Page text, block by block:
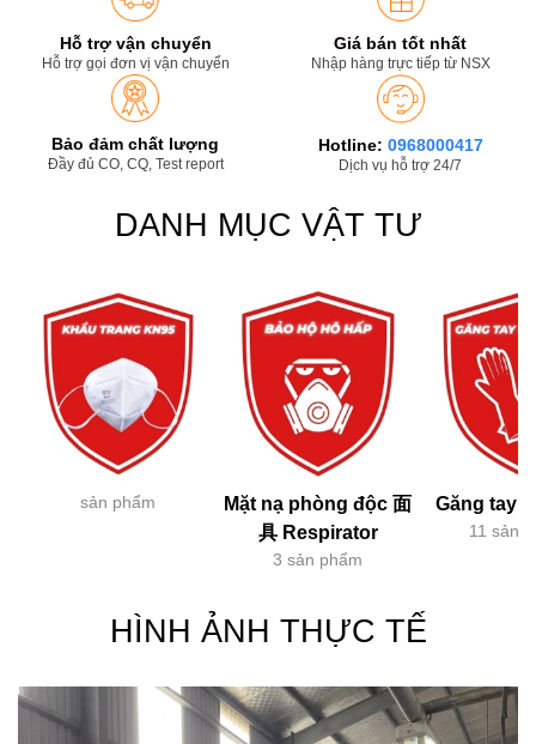
Hỗ trợ vận chuyển
Hỗ trợ gọi đơn vị vận chuyển
Giá bán tốt nhất
Nhập hàng trực tiếp từ NSX
Bảo đảm chất lượng
Đầy đủ CO, CQ, Test report
Hotline: 0968000417
Dịch vụ hỗ trợ 24/7
DANH MỤC VẬT TƯ
sản phẩm
Mặt nạ phòng độc 面
具 Respirator
3 sản phẩm
Găng tay
11 sản
HÌNH ẢNH THỰC TẾ